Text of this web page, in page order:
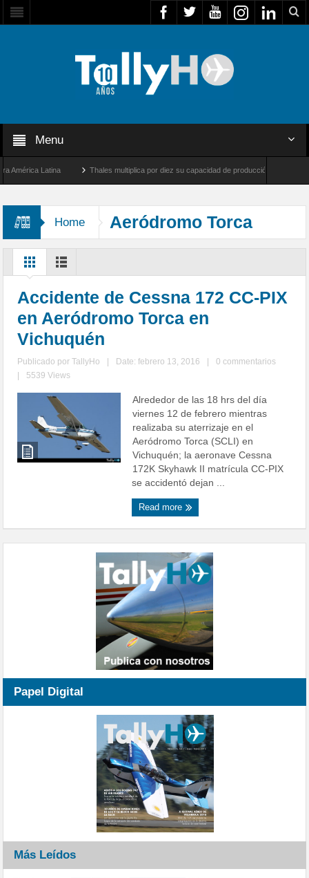
Menu
Latina Thales multiplica por diez su capacidad de producción de radares en
Home Aeródromo Torca
Accidente de Cessna 172 CC-PIX
en Aeródromo Torca en
Vichuquén
Publicado porTallyHo Date: febrero 13, 2016
0 commentarios
5539 Views
Alrededor de las 18 hrs del día
viernes 12 de febrero mientras
realizaba su aterrizaje en el
Aeródromo Torca (SCLI) en
Vichuquén; la aeronave Cessna
172K Skyhawk II matrícula CC-PIX
se accidentó dejan ...
Read more
Papel Digital
Más Leídos